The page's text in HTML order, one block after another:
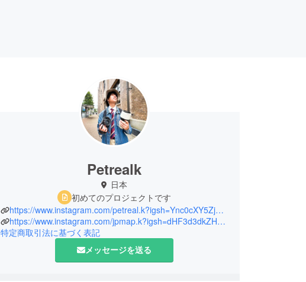
Petrealk
日本
初めてのプロジェクトです
https://www.instagram.com/petreal.k?igsh=Ync0cXY5ZjE0MGti&utm_source=qr
https://www.instagram.com/jpmap.k?igsh=dHF3d3dkZHBpZTc1&utm_source=qr
特定商取引法に基づく表記
メッセージを送る